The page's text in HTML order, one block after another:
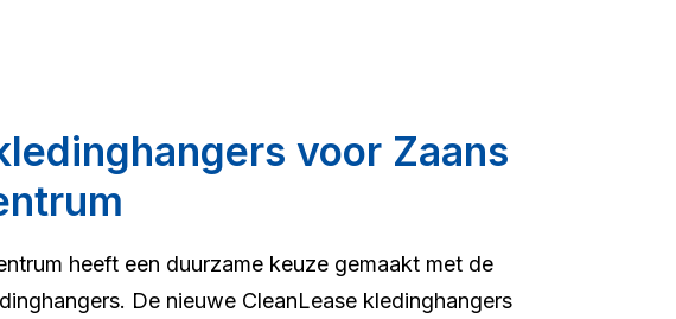
voor Zaans
heeft een duurzame keuze gemaakt met de
De nieuwe CleanLease kledinghangers